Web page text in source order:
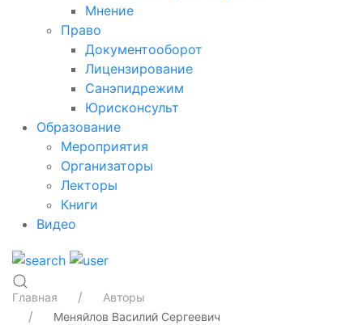
Мнение
Право
Документооборот
Лицензирование
Санэпидрежим
Юрисконсульт
Образование
Мероприятия
Организаторы
Лекторы
Книги
Видео
Главная
Авторы
Меняйлов Василий Сергеевич